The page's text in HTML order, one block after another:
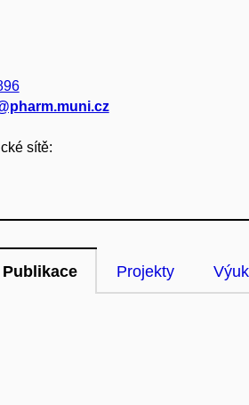
sítě:
Publikace Projekty